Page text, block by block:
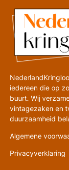
iedereen die op
buurt. Wij
vintagezaken en
duurzaamheid
Algemene
Privacyverklaring